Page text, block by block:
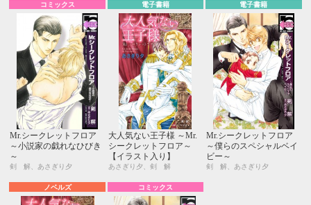
コミックス
Mr.シークレットフロア
～小説家の戯れなひびき
～
剣 解、あさぎり夕
電子書籍
大人気ない王子様 ～Mr.
シークレットフロア～
【イラスト入り】
あさぎり夕、剣 解
電子書籍
Mr.シークレットフロア
～僕らのスペシャルベイ
ビー～
剣 解、あさぎり夕
ノベルズ コミックス